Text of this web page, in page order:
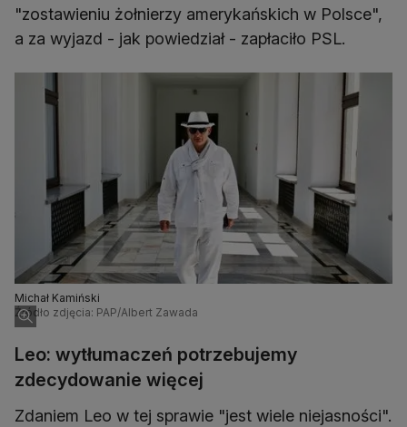
"zostawieniu żołnierzy amerykańskich w Polsce",
a za wyjazd - jak powiedział - zapłaciło PSL.
Michał Kamiński
Źródło zdjęcia: PAP/Albert Zawada
Leo: wytłumaczeń potrzebujemy
zdecydowanie więcej
Zdaniem Leo w tej sprawie "jest wiele niejasności".